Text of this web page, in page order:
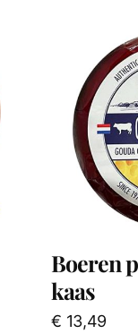
Boeren
kaas
€ 13,49